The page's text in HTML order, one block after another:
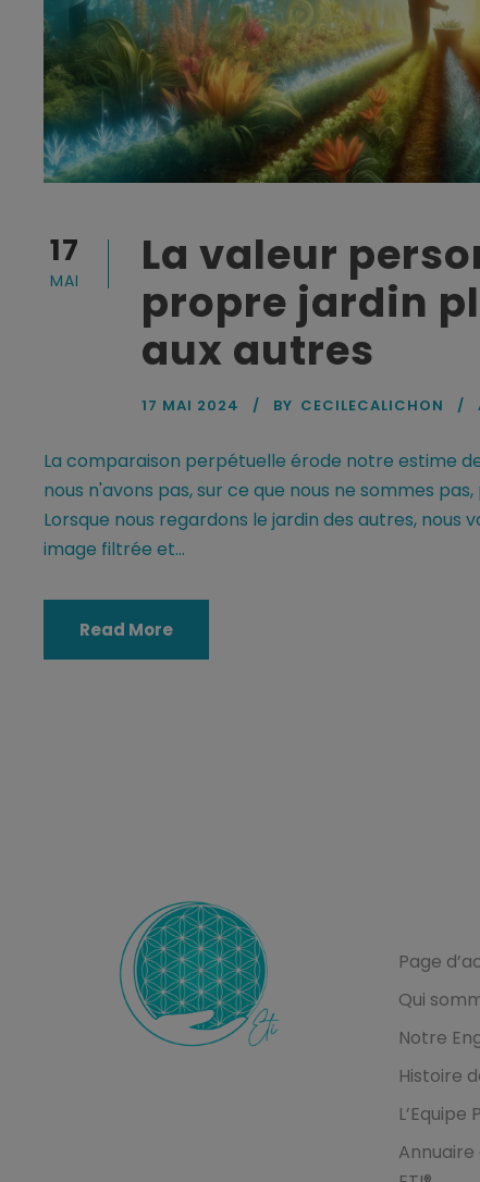
17
MAI
La valeur
propre jardin
aux autres
17 MAI 2024 BY CECILECALICHON
La comparaison perpétuelle érode notre estime
nous n'avons pas, sur ce que nous ne sommes
Lorsque nous regardons le jardin des autres, nous
image filtrée et...
Read More
Page
Qui
Notre
Histoire
L’Equipe